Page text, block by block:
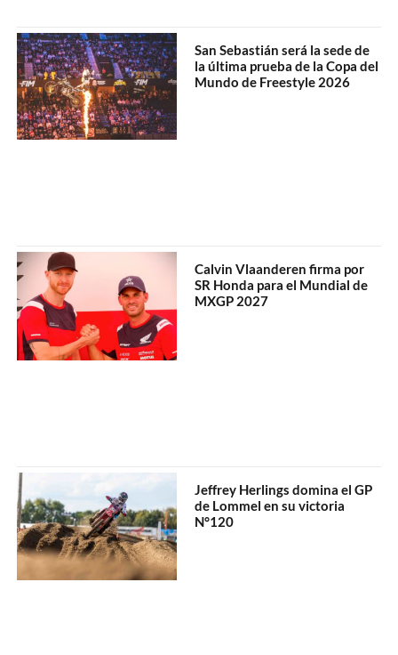
San Sebastián será la sede de
la última prueba de la Copa del
Mundo de Freestyle 2026
Calvin Vlaanderen firma por
SR Honda para el Mundial de
MXGP 2027
Jeffrey Herlings domina el GP
de Lommel en su victoria
N°120